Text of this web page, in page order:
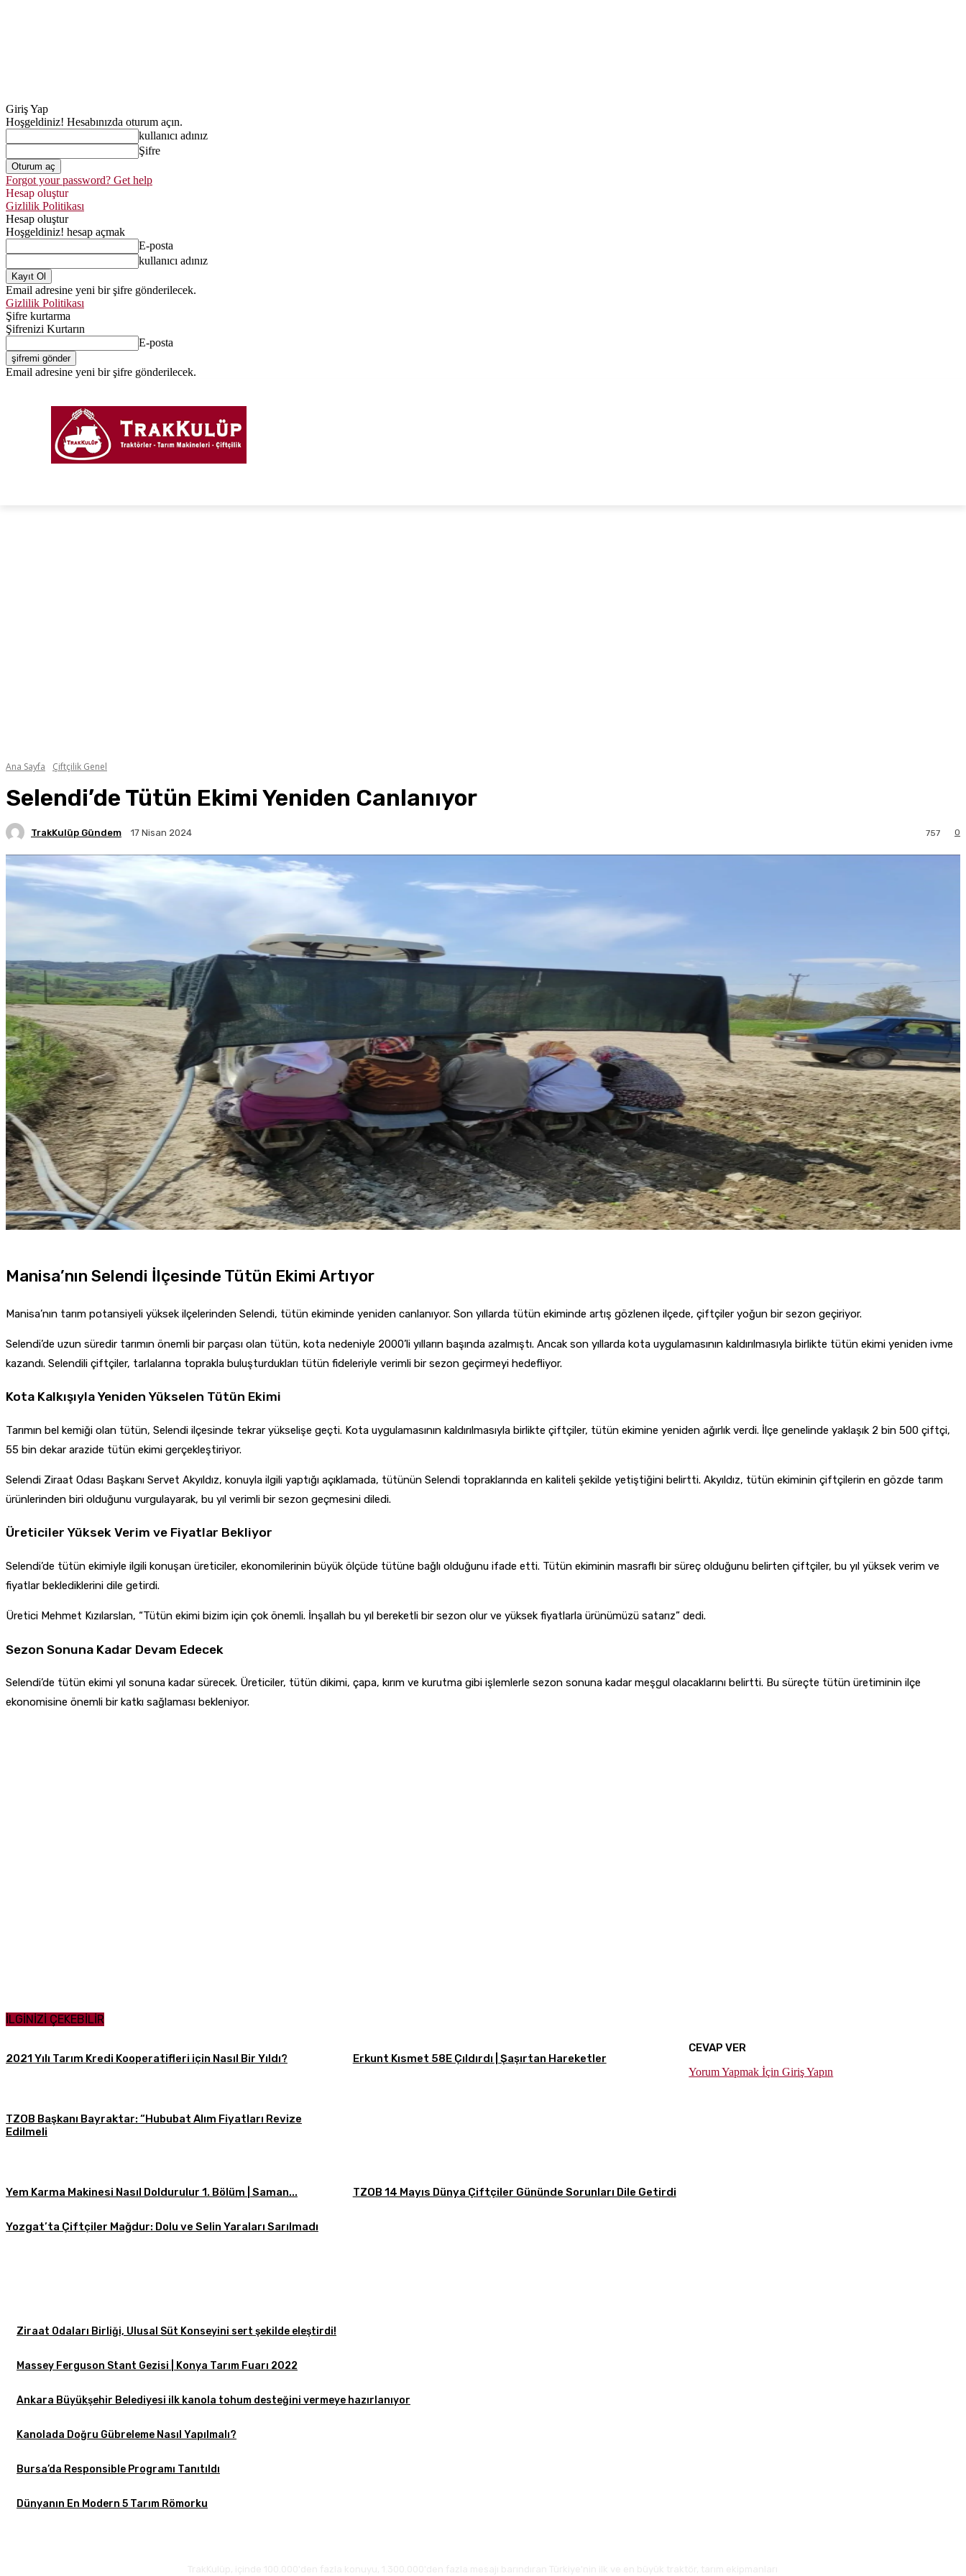
Giriş Yap
Hoşgeldiniz! Hesabınızda oturum açın.
kullanıcı adınız
Şifre
Forgot your password? Get help
Hesap oluştur
Gizlilik Politikası
Hesap oluştur
Hoşgeldiniz! hesap açmak
E-posta
kullanıcı adınız
Email adresine yeni bir şifre gönderilecek.
Gizlilik Politikası
Şifre kurtarma
Şifrenizi Kurtarın
E-posta
Email adresine yeni bir şifre gönderilecek.
Ana Sayfa Çiftçilik Genel
Selendi’de Tütün Ekimi Yeniden Canlanıyor
TrakKulüp Gündem 17 Nisan 2024 0
757
Manisa’nın Selendi İlçesinde Tütün Ekimi Artıyor
Manisa’nın tarım potansiyeli yüksek ilçelerinden Selendi, tütün ekiminde yeniden canlanıyor. Son yıllarda tütün ekiminde artış gözlenen ilçede, çiftçiler yoğun bir sezon geçiriyor.
Selendi’de uzun süredir tarımın önemli bir parçası olan tütün, kota nedeniyle 2000’li yılların başında azalmıştı. Ancak son yıllarda kota uygulamasının kaldırılmasıyla birlikte tütün ekimi yeniden ivme
kazandı. Selendili çiftçiler, tarlalarına toprakla buluşturdukları tütün fideleriyle verimli bir sezon geçirmeyi hedefliyor.
Kota Kalkışıyla Yeniden Yükselen Tütün Ekimi
Tarımın bel kemiği olan tütün, Selendi ilçesinde tekrar yükselişe geçti. Kota uygulamasının kaldırılmasıyla birlikte çiftçiler, tütün ekimine yeniden ağırlık verdi. İlçe genelinde yaklaşık 2 bin 500 çiftçi,
55 bin dekar arazide tütün ekimi gerçekleştiriyor.
Selendi Ziraat Odası Başkanı Servet Akyıldız, konuyla ilgili yaptığı açıklamada, tütünün Selendi topraklarında en kaliteli şekilde yetiştiğini belirtti. Akyıldız, tütün ekiminin çiftçilerin en gözde tarım
ürünlerinden biri olduğunu vurgulayarak, bu yıl verimli bir sezon geçmesini diledi.
Üreticiler Yüksek Verim ve Fiyatlar Bekliyor
Selendi’de tütün ekimiyle ilgili konuşan üreticiler, ekonomilerinin büyük ölçüde tütüne bağlı olduğunu ifade etti. Tütün ekiminin masraflı bir süreç olduğunu belirten çiftçiler, bu yıl yüksek verim ve
fiyatlar beklediklerini dile getirdi.
Üretici Mehmet Kızılarslan, “Tütün ekimi bizim için çok önemli. İnşallah bu yıl bereketli bir sezon olur ve yüksek fiyatlarla ürünümüzü satarız” dedi.
Sezon Sonuna Kadar Devam Edecek
Selendi’de tütün ekimi yıl sonuna kadar sürecek. Üreticiler, tütün dikimi, çapa, kırım ve kurutma gibi işlemlerle sezon sonuna kadar meşgul olacaklarını belirtti. Bu süreçte tütün üretiminin ilçe
ekonomisine önemli bir katkı sağlaması bekleniyor.
İLGİNİZİ ÇEKEBİLİR
2021 Yılı Tarım Kredi Kooperatifleri için Nasıl Bir Yıldı? Erkunt Kısmet 58E Çıldırdı | Şaşırtan Hareketler
TZOB Başkanı Bayraktar: “Hububat Alım Fiyatları Revize
Edilmeli
Yem Karma Makinesi Nasıl Doldurulur 1. Bölüm | Saman... TZOB 14 Mayıs Dünya Çiftçiler Gününde Sorunları Dile Getirdi
Yozgat’ta Çiftçiler Mağdur: Dolu ve Selin Yaraları Sarılmadı
CEVAP VER
Yorum Yapmak İçin Giriş Yapın
Ziraat Odaları Birliği, Ulusal Süt Konseyini sert şekilde eleştirdi!
Massey Ferguson Stant Gezisi | Konya Tarım Fuarı 2022
Ankara Büyükşehir Belediyesi ilk kanola tohum desteğini vermeye hazırlanıyor
Kanolada Doğru Gübreleme Nasıl Yapılmalı?
Bursa’da Responsible Programı Tanıtıldı
Dünyanın En Modern 5 Tarım Römorku